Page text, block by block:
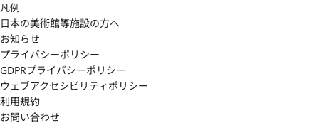
凡例
日本の美術館等施設の方へ
お知らせ
プライバシーポリシー
GDPRプライバシーポリシー
ウェブアクセシビリティポリシー
利用規約
お問い合わせ